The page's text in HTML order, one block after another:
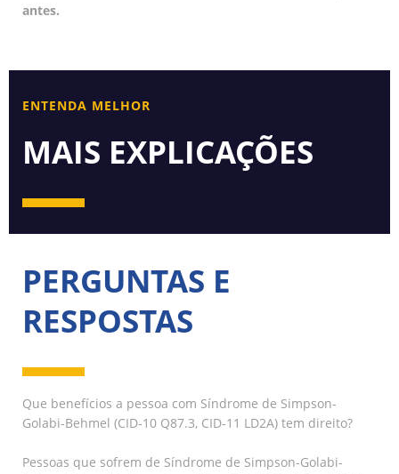
antes.
ENTENDA MELHOR
MAIS EXPLICAÇÕES
PERGUNTAS E
RESPOSTAS
Que benefícios a pessoa com Síndrome de Simpson-
Golabi-Behmel (CID-10 Q87.3, CID-11 LD2A) tem direito?
Pessoas que sofrem de Síndrome de Simpson-Golabi-